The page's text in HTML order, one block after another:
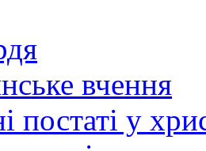
вчення
постаті у